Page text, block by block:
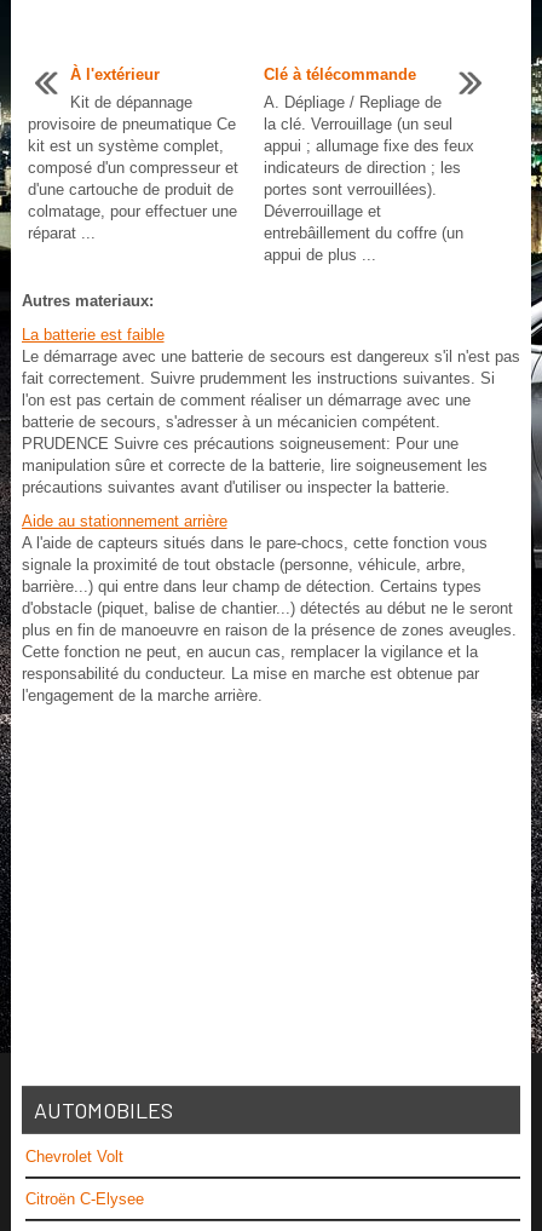
À l'extérieur
Kit de dépannage
provisoire de pneumatique Ce
kit est un système complet,
composé d'un compresseur et
d'une cartouche de produit de
colmatage, pour effectuer une
réparat ...
Clé à télécommande
A. Dépliage / Repliage de
la clé. Verrouillage (un seul
appui ; allumage fixe des feux
indicateurs de direction ; les
portes sont verrouillées).
Déverrouillage et
entrebâillement du coffre (un
appui de plus ...
Autres materiaux:
La batterie est faible
Le démarrage avec une batterie de secours est dangereux s'il n'est pas
fait correctement. Suivre prudemment les instructions suivantes. Si
l'on est pas certain de comment réaliser un démarrage avec une
batterie de secours, s'adresser à un mécanicien compétent.
PRUDENCE Suivre ces précautions soigneusement: Pour une
manipulation sûre et correcte de la batterie, lire soigneusement les
précautions suivantes avant d'utiliser ou inspecter la batterie.
Aide au stationnement arrière
A l'aide de capteurs situés dans le pare-chocs, cette fonction vous
signale la proximité de tout obstacle (personne, véhicule, arbre,
barrière...) qui entre dans leur champ de détection. Certains types
d'obstacle (piquet, balise de chantier...) détectés au début ne le seront
plus en fin de manoeuvre en raison de la présence de zones aveugles.
Cette fonction ne peut, en aucun cas, remplacer la vigilance et la
responsabilité du conducteur. La mise en marche est obtenue par
l'engagement de la marche arrière.
AUTOMOBILES
Chevrolet Volt
Citroën C-Elysee